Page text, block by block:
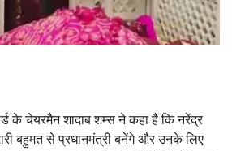
के चेयरमैन शादाब शम्स ने कहा है कि नरेंद्र
बहुमत से प्रधानमंत्री बनेंगे और उनके लिए